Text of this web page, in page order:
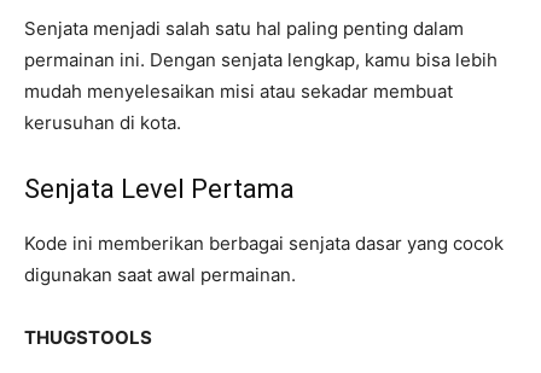
Senjata menjadi salah satu hal paling penting dalam
permainan ini. Dengan senjata lengkap, kamu bisa lebih
mudah menyelesaikan misi atau sekadar membuat
kerusuhan di kota.
Senjata Level Pertama
Kode ini memberikan berbagai senjata dasar yang cocok
digunakan saat awal permainan.
THUGSTOOLS